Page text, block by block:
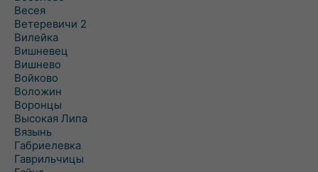
Весея
Ветеревичи 2
Вилейка
Вишневец
Вишнево
Войково
Воложин
Воронцы
Высокая Липа
Вязынь
Габриелевка
Гаврильчицы